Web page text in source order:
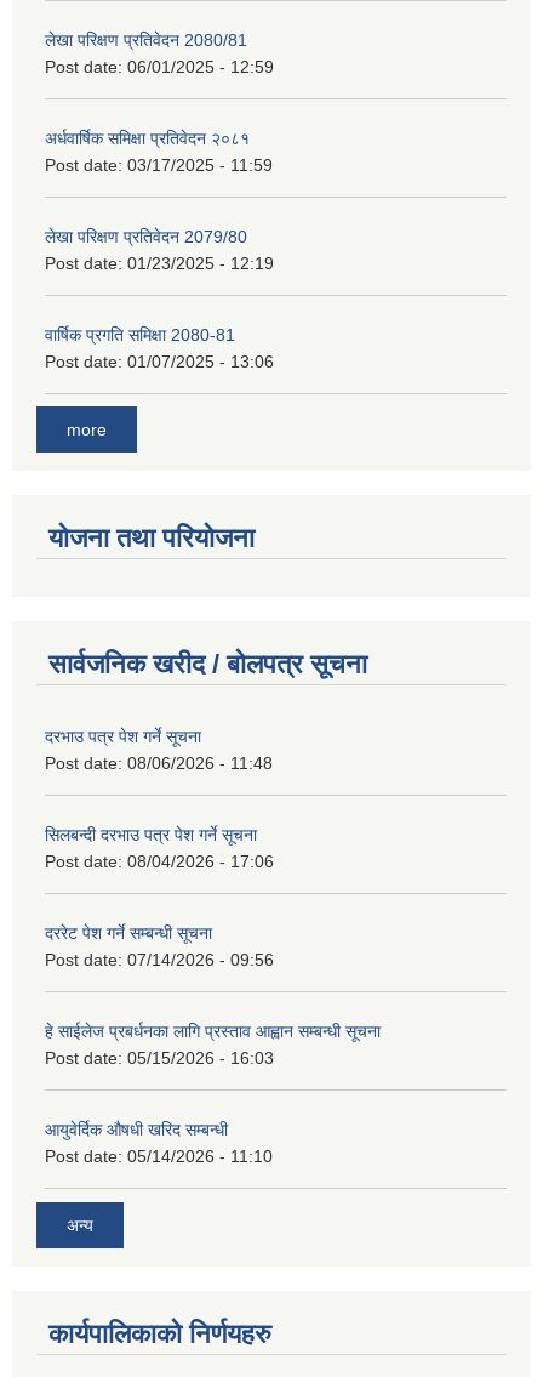
लेखा परिक्षण प्रतिवेदन 2080/81
Post date: 06/01/2025 - 12:59
अर्धवार्षिक समिक्षा प्रतिवेदन २०८१
Post date: 03/17/2025 - 11:59
लेखा परिक्षण प्रतिवेदन 2079/80
Post date: 01/23/2025 - 12:19
वार्षिक प्रगति समिक्षा 2080-81
Post date: 01/07/2025 - 13:06
more
योजना तथा परियोजना
सार्वजनिक खरीद / बोलपत्र सूचना
दरभाउ पत्र पेश गर्ने सूचना
Post date: 08/06/2026 - 11:48
सिलबन्दी दरभाउ पत्र पेश गर्ने सूचना
Post date: 08/04/2026 - 17:06
दररेट पेश गर्ने सम्बन्धी सूचना
Post date: 07/14/2026 - 09:56
हे साईलेज प्रबर्धनका लागि प्रस्ताव आह्वान सम्बन्धी सूचना
Post date: 05/15/2026 - 16:03
आयुवेर्दिक औषधी खरिद सम्बन्धी
Post date: 05/14/2026 - 11:10
अन्य
कार्यपालिकाको निर्णयहरु